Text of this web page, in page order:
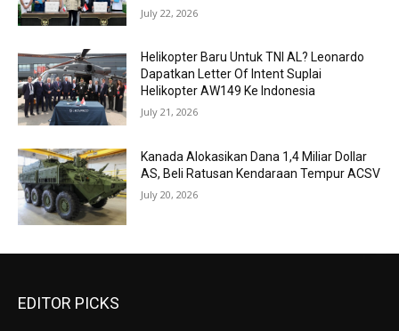
July 22, 2026
Helikopter Baru Untuk TNI AL? Leonardo
Dapatkan Letter Of Intent Suplai
Helikopter AW149 Ke Indonesia
July 21, 2026
Kanada Alokasikan Dana 1,4 Miliar Dollar
AS, Beli Ratusan Kendaraan Tempur ACSV
July 20, 2026
EDITOR PICKS